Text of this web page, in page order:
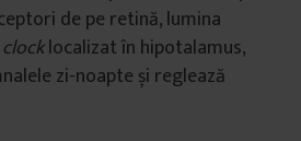
de pe retină, lumina
localizat în hipotalamus,
zi-noapte și reglează